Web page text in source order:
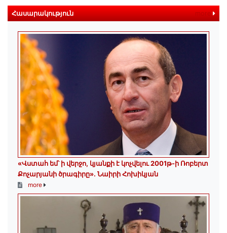
Հասարակություն more
«Վստահ եմ՝ ի վերջո, կյանքի է կոչվելու 2001թ-ի Ռոբերտ
Քոչարյանի ծրագիրը». Նաիրի Հոխիկյան
more